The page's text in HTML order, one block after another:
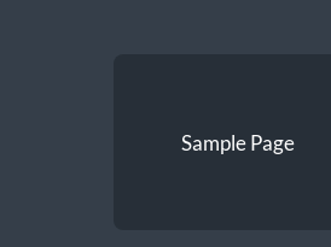
Sample Page